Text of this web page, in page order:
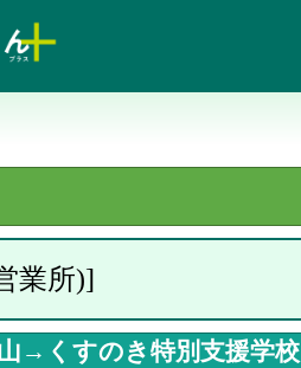
業所)]
→くすのき特別支援学校